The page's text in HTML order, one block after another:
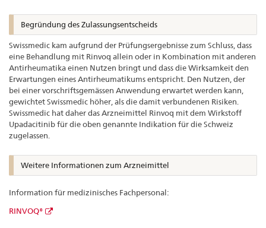
Begründung des Zulassungsentscheids
Swissmedic kam aufgrund der Prüfungsergebnisse zum Schluss, dass
eine Behandlung mit Rinvoq allein oder in Kombination mit anderen
Antirheumatika einen Nutzen bringt und dass die Wirksamkeit den
Erwartungen eines Antirheumatikums entspricht. Den Nutzen, der
bei einer vorschriftsgemässen Anwendung erwartet werden kann,
gewichtet Swissmedic höher, als die damit verbundenen Risiken.
Swissmedic hat daher das Arzneimittel Rinvoq mit dem Wirkstoff
Upadacitinib für die oben genannte Indikation für die Schweiz
zugelassen.
Weitere Informationen zum Arzneimittel
Information für medizinisches Fachpersonal:
RINVOQ®